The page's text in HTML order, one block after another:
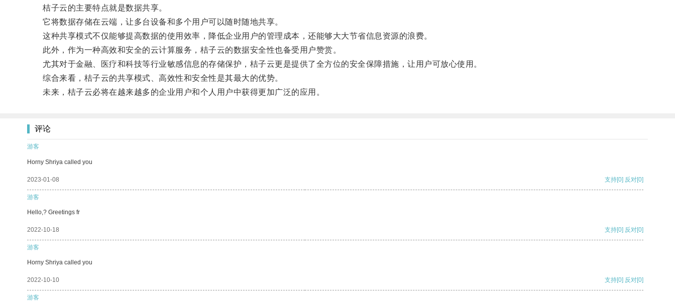
桔子云的主要特点就是数据共享。
它将数据存储在云端，让多台设备和多个用户可以随时随地共享。
这种共享模式不仅能够提高数据的使用效率，降低企业用户的管理成本，还能够大大节省信息资源的浪费。
此外，作为一种高效和安全的云计算服务，桔子云的数据安全性也备受用户赞赏。
尤其对于金融、医疗和科技等行业敏感信息的存储保护，桔子云更是提供了全方位的安全保障措施，让用户可放心使用。
综合来看，桔子云的共享模式、高效性和安全性是其最大的优势。
未来，桔子云必将在越来越多的企业用户和个人用户中获得更加广泛的应用。
评论
游客
Horny Shriya called you
2023-01-08 支持[0] 反对[0]
游客
Hello,? Greetings fr
2022-10-18 支持[0] 反对[0]
游客
Horny Shriya called you
2022-10-10 支持[0] 反对[0]
游客